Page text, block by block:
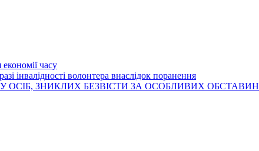
часу
інвалідності волонтера внаслідок поранення
ОСІБ, ЗНИКЛИХ БЕЗВІСТИ ЗА ОСОБЛИВИХ ОБСТАВИН